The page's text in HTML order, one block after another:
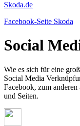
Skoda.de
Facebook-Seite Skoda
Social
Wie es sich für eine
Social Media
Facebook, zum
und Seiten.